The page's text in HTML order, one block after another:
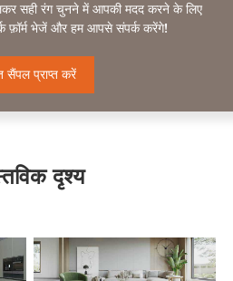
सही रंग चुनने में आपकी मदद करने के लिए
फ़ॉर्म भेजें और हम आपसे संपर्क करेंगे!
सैंपल प्राप्त करें
दृश्य